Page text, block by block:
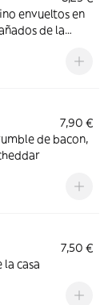
envueltos en
de la
7,90 €
de bacon,
7,50 €
la casa